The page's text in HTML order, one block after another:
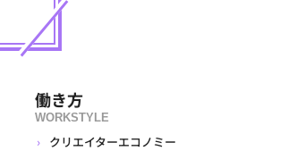
働き方
WORKSTYLE
クリエイターエコノミー